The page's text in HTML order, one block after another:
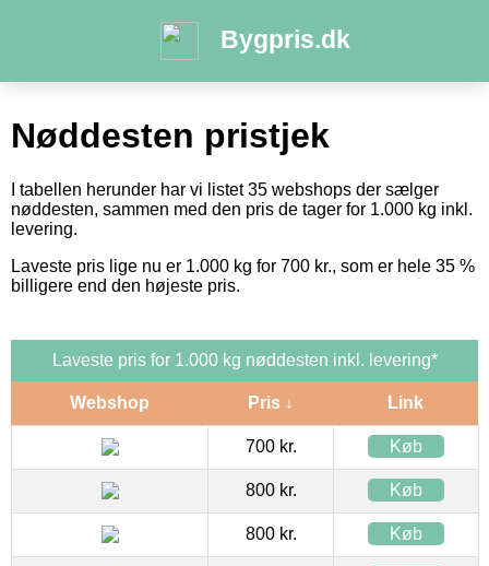
Bygpris.dk
Nøddesten pristjek
I tabellen herunder har vi listet 35 webshops der sælger
nøddesten, sammen med den pris de tager for 1.000 kg inkl.
levering.
Laveste pris lige nu er 1.000 kg for 700 kr., som er hele 35 %
billigere end den højeste pris.
Laveste pris for 1.000 kg nøddesten inkl. levering*
Webshop Pris ↓ Link
700 kr. Køb
800 kr. Køb
800 kr. Køb